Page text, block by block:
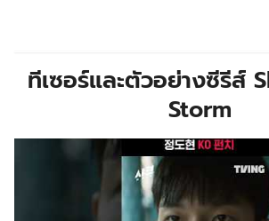
ทีเซอร์และตัวอย่างซีรีส์
Storm